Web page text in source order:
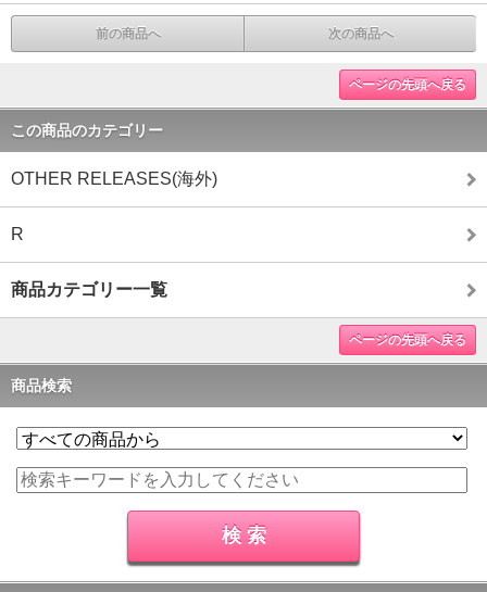
前の商品へ 次の商品へ
ページの先頭へ戻る
この商品のカテゴリー
OTHER RELEASES(海外)
R
商品カテゴリー一覧
ページの先頭へ戻る
商品検索